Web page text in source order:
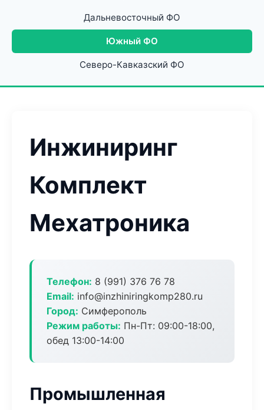
Дальневосточный ФО
Южный ФО
Северо-Кавказский ФО
Инжиниринг
Комплект
Мехатроника
Телефон: 8 (991) 376 76 78
Email: info@inzhiniringkomp280.ru
Город: Симферополь
Режим работы: Пн-Пт: 09:00-18:00,
обед 13:00-14:00
Промышленная